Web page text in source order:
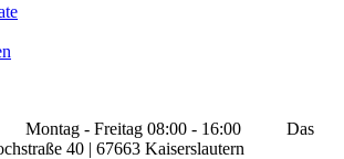
Montag - Freitag 08:00 - 16:00
Das
40 | 67663 Kaiserslautern